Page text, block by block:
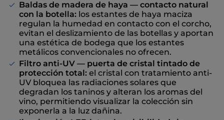
Baldas de madera de haya — contacto natural
con la botella: los estantes de haya maciza
regulan la humedad en contacto con el corcho,
evitan el deslizamiento de las botellas y aportan
una estética de bodega que los estantes
metálicos convencionales no ofrecen.
Filtro anti-UV — puerta de cristal tintado de
protección total: el cristal con tratamiento anti-
UV bloquea las radiaciones solares que
degradan los taninos y alteran los aromas del
vino, permitiendo visualizar la colección sin
exponerla a la luz dañina.